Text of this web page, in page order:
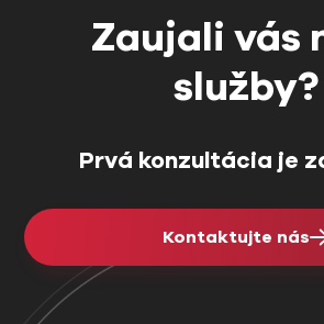
tento článok s našimi tipmi. |
Prečo je dôležité začať e-shop
rozumom a plánom Založiť e-
Zaujali vás
služby?
Prvá konzultácia je
Kontaktujte nás